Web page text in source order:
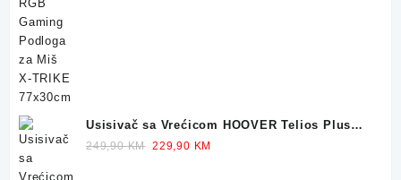
Usisivač sa Vrećicom HOOVER Telios Plus
TE70 700W
249,90KM Original
229,90 KM